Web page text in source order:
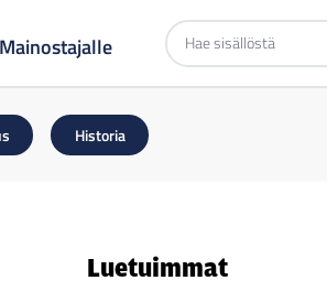
Mainostajalle
Etsi
sivustolta
Historia
Luetuimmat